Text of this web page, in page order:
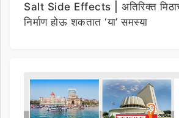
Salt Side Effects | अतिरिक्त
निर्माण होऊ शकतात ‘या’ समस्या